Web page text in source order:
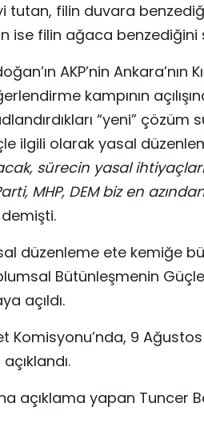
tutan, filin duvara
ise filin ağaca benzediğini
AKP’nin Ankara’nın
kampının
“yeni” çözüm
ilgili olarak yasal
sürecin yasal
MHP, DEM biz en
düzenleme ete kemiğe
Bütünleşmenin
açıldı.
Komisyonu’nda, 9
açıklama yapan Tuncer